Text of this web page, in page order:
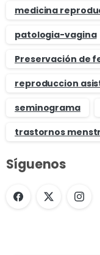
medicina
patologia-vagina
Preservación de
reproduccion
seminograma
trastornos
Síguenos